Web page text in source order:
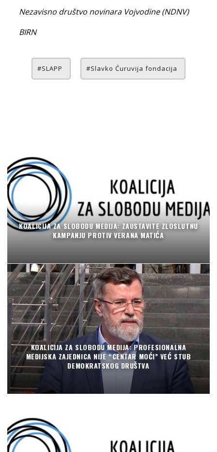
Nezavisno društvo novinara Vojvodine (NDNV)
BIRN
SLAPP Slavko Ćuruvija fondacija
KOALICIJA ZA SLOBODU MEDIJA: ZAUSTAVITE ZLOSLUTNU
KAMPANJU PROTIV VERANA MATIĆA
KOALICIJA ZA SLOBODU MEDIJA: PROFESIONALNA
MEDIJSKA ZAJEDNICA NIJE “CENTAR MOĆI” VEĆ STUB
DEMOKRATSKOG DRUŠTVA